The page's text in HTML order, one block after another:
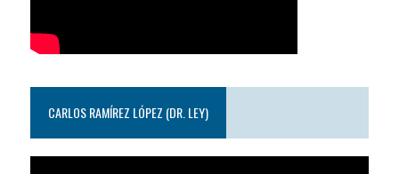
CARLOS RAMÍREZ LÓPEZ (DR. LEY)